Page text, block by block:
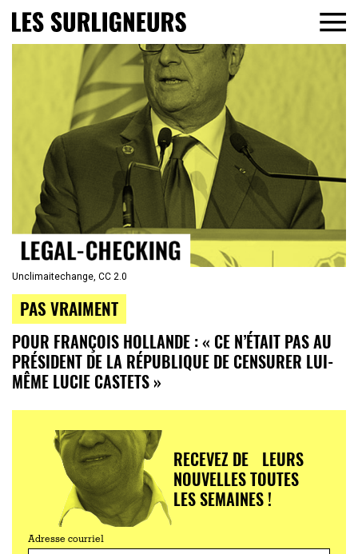
Unclimaitechange, CC 2.0
PAS VRAIMENT
POUR FRANÇOIS HOLLANDE : « CE N’ÉTAIT PAS AU
PRÉSIDENT DE LA RÉPUBLIQUE DE CENSURER LUI-
MÊME LUCIE CASTETS »
RECEVEZ DE LEURS
NOUVELLES TOUTES
LES SEMAINES !
Adresse courriel